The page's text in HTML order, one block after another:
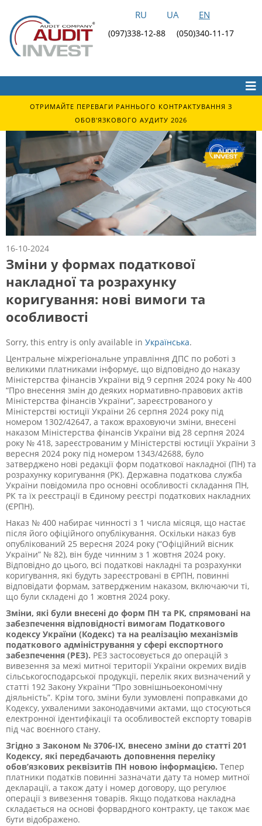
RU UA EN
(097)338-12-88 (050)340-11-17
ОТРИМАЙТЕ ПЕРЕВАГИ РАННЬОГО КОНТРАКТУВАННЯ З
ОБОВ'ЯЗКОВОГО АУДИТУ 2026
16-10-2024
Зміни у формах податкової
накладної та розрахунку
коригування: нові вимоги та
особливості
Sorry, this entry is only available in Українська.
Центральне міжрегіональне управління ДПС по роботі з
великими платниками інформує, що відповідно до наказу
Міністерства фінансів України від 9 серпня 2024 року № 400
“Про внесення змін до деяких нормативно-правових актів
Міністерства фінансів України”, зареєстрованого у
Міністерстві юстиції України 26 серпня 2024 року під
номером 1302/42647, а також враховуючи зміни, внесені
наказом Міністерства фінансів України від 28 серпня 2024
року № 418, зареєстрованим у Міністерстві юстиції України 3
вересня 2024 року під номером 1343/42688, було
затверджено нові редакції форм податкової накладної (ПН) та
розрахунку коригування (РК). Державна податкова служба
України повідомила про основні особливості складання ПН,
РК та їх реєстрації в Єдиному реєстрі податкових накладних
(ЄРПН).
Наказ № 400 набирає чинності з 1 числа місяця, що настає
після його офіційного опублікування. Оскільки наказ був
опублікований 25 вересня 2024 року (“Офіційний вісник
України” № 82), він буде чинним з 1 жовтня 2024 року.
Відповідно до цього, всі податкові накладні та розрахунки
коригування, які будуть зареєстровані в ЄРПН, повинні
відповідати формам, затвердженим наказом, включаючи ті,
що були складені до 1 жовтня 2024 року.
Зміни, які були внесені до форм ПН та РК, спрямовані на
забезпечення відповідності вимогам Податкового
кодексу України (Кодекс) та на реалізацію механізмів
податкового адміністрування у сфері експортного
забезпечення (РЕЗ). РЕЗ застосовується до операцій з
вивезення за межі митної території України окремих видів
сільськогосподарської продукції, перелік яких визначений у
статті 192 Закону України “Про зовнішньоекономічну
діяльність”. Крім того, зміни були зумовлені поправками до
Кодексу, ухваленими законодавчими актами, що стосуються
електронної ідентифікації та особливостей експорту товарів
під час воєнного стану.
Згідно з Законом № 3706-ІХ, внесено зміни до статті 201
Кодексу, які передбачають доповнення переліку
обов’язкових реквізитів ПН новою інформацією. Тепер
платники податків повинні зазначати дату та номер митної
декларації, а також дату і номер договору, що регулює
операції з вивезення товарів. Якщо податкова накладна
складається на основі форвардного контракту, це також має
бути відображено.